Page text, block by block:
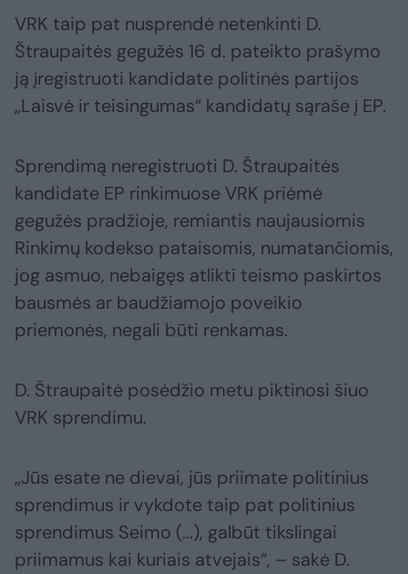
VRK taip pat nusprendė netenkinti D.
Štraupaitės gegužės 16 d. pateikto prašymo
ją įregistruoti kandidate politinės partijos
„Laisvė ir teisingumas“ kandidatų sąraše į EP.
Sprendimą neregistruoti D. Štraupaitės
kandidate EP rinkimuose VRK priėmė
gegužės pradžioje, remiantis naujausiomis
Rinkimų kodekso pataisomis, numatančiomis,
jog asmuo, nebaigęs atlikti teismo paskirtos
bausmės ar baudžiamojo poveikio
priemonės, negali būti renkamas.
D. Štraupaitė posėdžio metu piktinosi šiuo
VRK sprendimu.
„Jūs esate ne dievai, jūs priimate politinius
sprendimus ir vykdote taip pat politinius
sprendimus Seimo (...), galbūt tikslingai
priimamus kai kuriais atvejais“, – sakė D.